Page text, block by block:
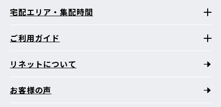
宅配エリア・集配時間
ご利用ガイド
リネットについて
お客様の声